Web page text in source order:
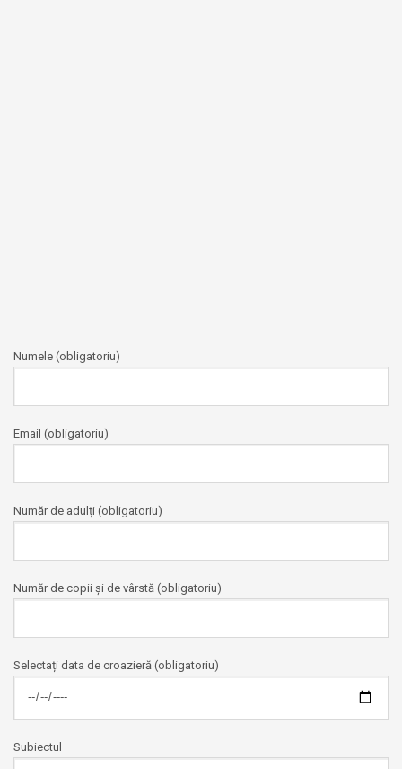
Numele (obligatoriu)
Email (obligatoriu)
Număr de adulți (obligatoriu)
Număr de copii și de vârstă (obligatoriu)
Selectați data de croazieră (obligatoriu)
Subiectul